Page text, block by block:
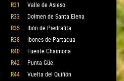
R31
Valle de Asieso
R33
Dolmen de Santa Elena
R35
Ibón de Piedrafita
R38
Ibones de Partacua
R40
Fuente Chaimona
R42
Punta Güe
R44 Vuelta del Quiñón